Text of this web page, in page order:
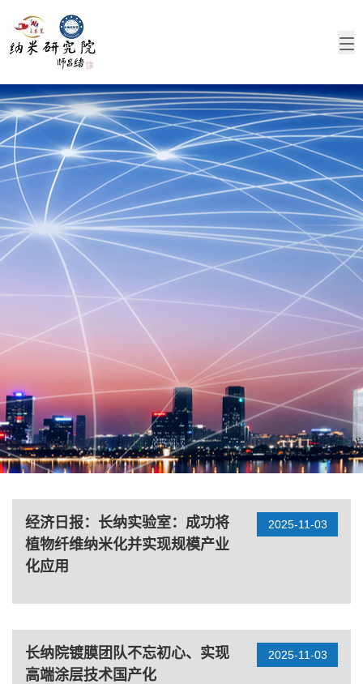
经济日报：长纳实验室：成功将
植物纤维纳米化并实现规模产业
化应用
2025-11-03
长纳院镀膜团队不忘初心、实现
高端涂层技术国产化
2025-11-03